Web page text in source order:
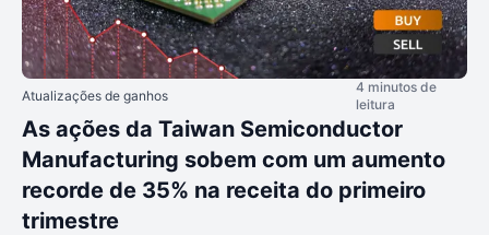
Atualizações de ganhos
4 minutos de
leitura
As ações da Taiwan Semiconductor
Manufacturing sobem com um aumento
recorde de 35% na receita do primeiro
trimestre